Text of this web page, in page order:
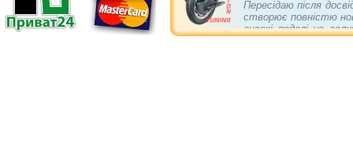
Пересідаю після
створює повністю
високі педалі це